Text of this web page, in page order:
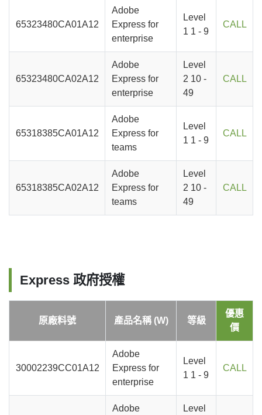
65323480CA01A12
Adobe
Express for
enterprise
Level
1 1 - 9
CALL
65323480CA02A12
Adobe
Express for
enterprise
Level
2 10 -
49
CALL
65318385CA01A12
Adobe
Express for
teams
Level
1 1 - 9
CALL
65318385CA02A12
Adobe
Express for
teams
Level
2 10 -
49
CALL
Express 政府授權
原廠料號 產品名稱 (W) 等級
優惠
價
30002239CC01A12
Adobe
Express for
enterprise
Level
1 1 - 9
CALL
Adobe Level